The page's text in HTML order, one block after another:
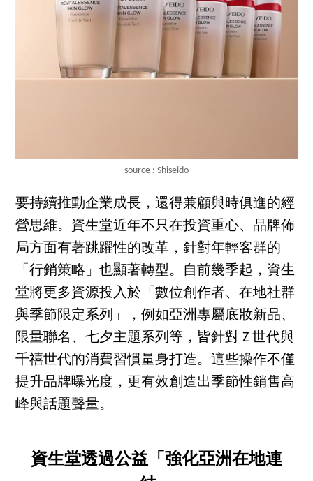
source : Shiseido
要持續推動企業成長，還得兼顧與時俱進的經
營思維。資生堂近年不只在投資重心、品牌佈
局方面有著跳躍性的改革，針對年輕客群的
「行銷策略」也顯著轉型。自前幾季起，資生
堂將更多資源投入於「數位創作者、在地社群
與季節限定系列」，例如亞洲專屬底妝新品、
限量聯名、七夕主題系列等，皆針對 Z 世代與
千禧世代的消費習慣量身打造。這些操作不僅
提升品牌曝光度，更有效創造出季節性銷售高
峰與話題聲量。
資生堂透過公益「強化亞洲在地連